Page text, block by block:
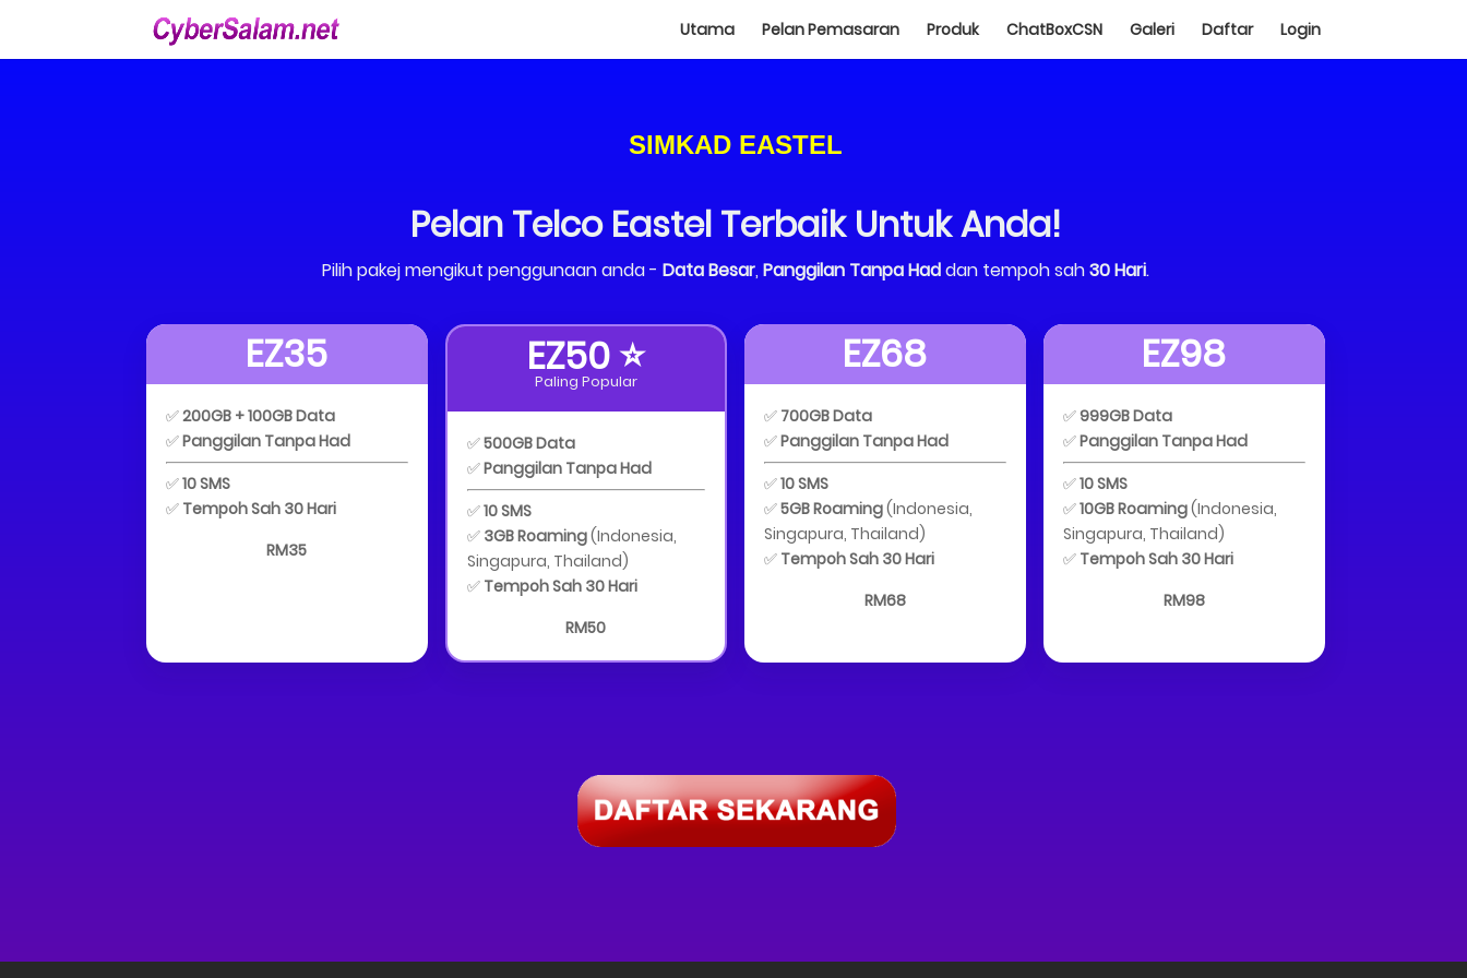
Utama Pelan Pemasaran Produk ChatBoxCSN Galeri Daftar Login
SIMKAD EASTEL
Pelan Telco Eastel Terbaik Untuk Anda!
Pilih pakej mengikut penggunaan anda - Data Besar,Panggilan Tanpa Haddan tempoh sah30 Hari.
EZ35
✅200GB + 100GB Data
✅Panggilan Tanpa Had
✅10 SMS
✅ Tempoh Sah 30 Hari
RM35
EZ50 ⭐
Paling Popular
✅500GB Data
✅Panggilan Tanpa Had
✅10 SMS
✅ 3GB Roaming(Indonesia,
Singapura, Thailand)
✅ Tempoh Sah 30 Hari
RM50
EZ68
✅ 700GB Data
✅Panggilan Tanpa Had
✅10 SMS
✅5GB Roaming(Indonesia,
Singapura, Thailand)
✅ Tempoh Sah 30 Hari
RM68
EZ98
✅999GB Data
✅Panggilan Tanpa Had
✅10 SMS
✅10GB Roaming(Indonesia,
Singapura, Thailand)
✅ Tempoh Sah 30 Hari
RM98